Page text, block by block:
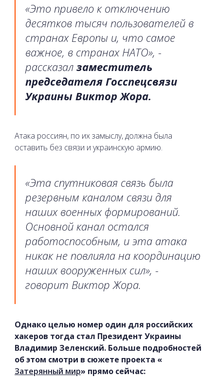
«Это привело к отключению
десятков тысяч пользователей в
странах Европы и, что самое
важное, в странах НАТО», -
рассказал заместитель
председателя Госспецсвязи
Украины Виктор Жора.
Атака россиян, по их замыслу, должна была
оставить без связи и украинскую армию.
«Эта спутниковая связь была
резервным каналом связи для
наших военных формирований.
Основной канал остался
работоспособным, и эта атака
никак не повлияла на координацию
наших вооруженных сил», -
говорит Виктор Жора.
Однако целью номер один для российских
хакеров тогда стал Президент Украины
Владимир Зеленский. Больше подробностей
об этом смотри в сюжете проекта «
Затерянный мир» прямо сейчас: